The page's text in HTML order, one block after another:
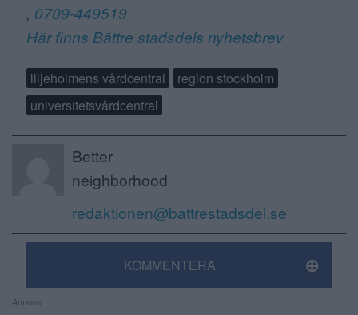
, 0709-449519
Här finns Bättre stadsdels nyhetsbrev
liljeholmens vårdcentral
region stockholm
universitetsvårdcentral
Better
neighborhood
redaktionen@battrestadsdel.se
KOMMENTERA
Annons: